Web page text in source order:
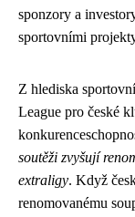
sponzory a
sportovními
Z hlediska
League pro české
soutěži zvyšují
extraligy. Když
renomovanému